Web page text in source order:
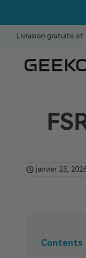
Livraison gratuite et
janvier 23,
Contents